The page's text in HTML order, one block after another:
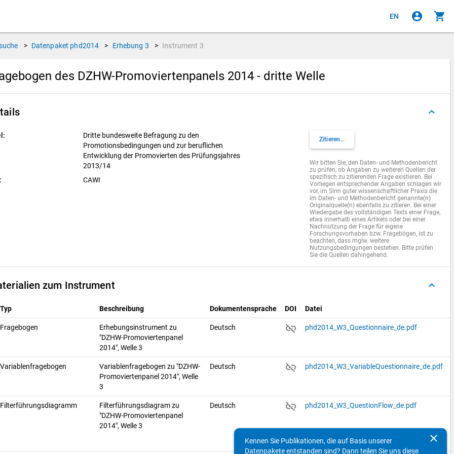
EN account_circle shopping_cart
> Datenpaket phd2014 > Erhebung 3 > Instrument 3
des DZHW-Promoviertenpanels 2014 - dritte Welle
keyboard_arrow_up
Dritte bundesweite Befragung zu den
Promotionsbedingungen und zur beruflichen
Entwicklung der Promovierten des Prüfungsjahres
2013/14
CAWI
Zitieren...
Wir bitten Sie, den Daten- und Methodenbericht
zu prüfen, ob Angaben zu weiteren Quellen der
spezifisch zu zitierenden Frage existieren. Bei
Vorliegen entsprechender Angaben schlagen wir
vor, im Sinn guter wissenschaftlicher Praxis die
im Daten- und Methodenbericht genannte(n)
Originalquelle(n) ebenfalls zu zitieren. Bei einer
Wiedergabe des vollständigen Texts einer Frage,
etwa innerhalb eines Artikels oder bei einer
Nachnutzung der Frage für eigene
Forschungsvorhaben bzw. Fragebögen, ist zu
beachten, dass mglw. weitere
Nutzungsbedingungen bestehen. Bitte prüfen
Sie die Quellen dahingehend.
zum Instrument keyboard_arrow_up
Typ Beschreibung Dokumentensprache DOI Datei
Fragebogen
Erhebungsinstrument zu
"DZHW-Promoviertenpanel
2014", Welle 3
Deutsch link_off phd2014_W3_Questionnaire_de.pdf
Variablenfragebogen
Variablenfragebogen zu "DZHW-
Promoviertenpanel 2014", Welle
3
Deutsch link_off phd2014_W3_VariableQuestionnaire_de.pdf
Filterführungsdiagramm
Filterführungsdiagram zu
"DZHW-Promoviertenpanel
2014", Welle 3
Deutsch link_off phd2014_W3_QuestionFlow_de.pdf
clear
Kennen Sie Publikationen, die auf Basis unserer
Datenpakete entstanden sind? Dann teilen Sie uns diese